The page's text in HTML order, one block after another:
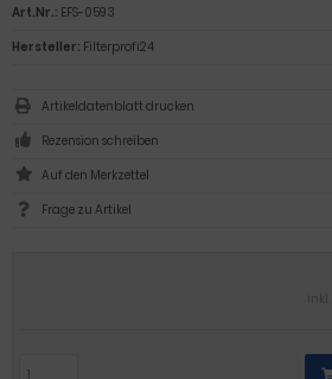
Art.Nr.: EFS-0593
Hersteller: Filterprofi24
Artikeldatenblatt drucken
Rezension schreiben
Frage zu Artikel